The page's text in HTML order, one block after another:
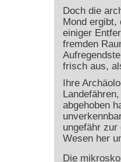
Doch die
Mond ergibt,
einiger
fremden
frisch aus,
Ihre
abgehoben
ungefähr
Wesen her
Die